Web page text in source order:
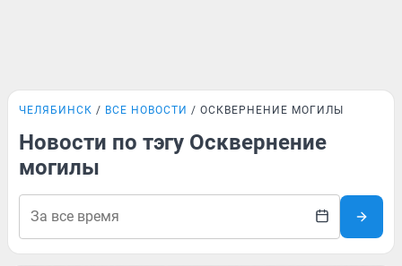
ЧЕЛЯБИНСК ВСЕ НОВОСТИ ОСКВЕРНЕНИЕ МОГИЛЫ
Новости по тэгу Осквернение
могилы